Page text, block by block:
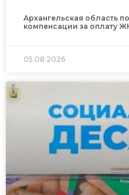
Архангельская область
компенсации за оплату
05.08.2026